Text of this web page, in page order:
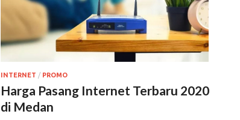
INTERNET / PROMO
Harga Pasang Internet Terbaru 2020
di Medan